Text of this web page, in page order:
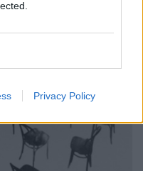
Privacy Policy